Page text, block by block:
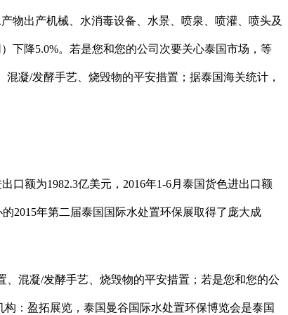
物出产机械、水消毒设备、水景、喷泉、喷灌、喷头及
下降5.0%。若是您和您的公司次要关心泰国市场，等
凝/发酵手艺、烧毁物的平安措置；据泰国海关统计，
额为1982.3亿美元，2016年1-6月泰国货色进出口额
2015年第二届泰国国际水处置环保展取得了庞大成
混凝/发酵手艺、烧毁物的平安措置；若是您和您的公
：盈拓展览，泰国曼谷国际水处置环保博览会是泰国